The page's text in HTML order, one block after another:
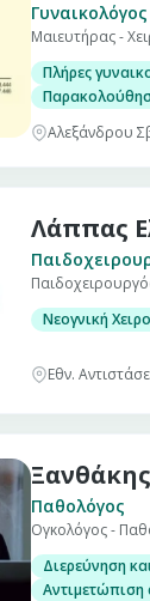
Μαιευτήρας -
Πλήρες
Αλεξάνδρου
Λάππας
Νεογνική
Εθν.
Παθολόγος
Ογκολόγος -
Διερεύνηση
Αντιμετώπιση